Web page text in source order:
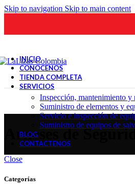
Skip to navigation Skip to main content
INICIO
CONOCENOS
TIENDA COMPLETA
SERVICIOS
Inspección, mantenimiento y
Suministro de elementos y
Servicio e inspección de
Suministro de equipos de
BLOG
CONTACTENOS
Arneses de
Close
Categorías